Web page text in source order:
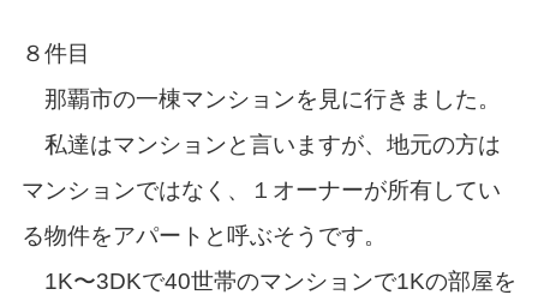
８件目
那覇市の一棟マンションを見に行きました。
私達はマンションと言いますが、地元の方は
マンションではなく、１オーナーが所有してい
る物件をアパートと呼ぶそうです。
1K〜3DKで40世帯のマンションで1Kの部屋を